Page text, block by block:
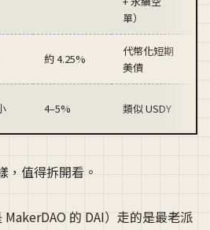
單）
約 4.25%
代幣化短期
美債
4–5% 類似 USDY
，值得拆開看。
MakerDAO 的 DAI）走的是最老派